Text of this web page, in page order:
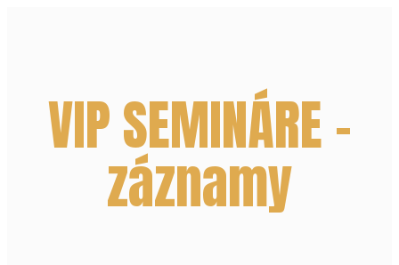
VIP SEMINÁRE -
záznamy